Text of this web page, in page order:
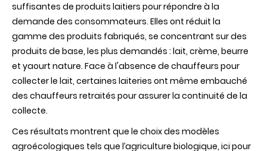
suffisantes de produits laitiers pour répondre à la
demande des consommateurs. Elles ont réduit la
gamme des produits fabriqués, se concentrant sur des
produits de base, les plus demandés : lait, crème, beurre
et yaourt nature. Face à l'absence de chauffeurs pour
collecter le lait, certaines laiteries ont même embauché
des chauffeurs retraités pour assurer la continuité de la
collecte.
Ces résultats montrent que le choix des modèles
agroécologiques tels que l’agriculture biologique, ici pour